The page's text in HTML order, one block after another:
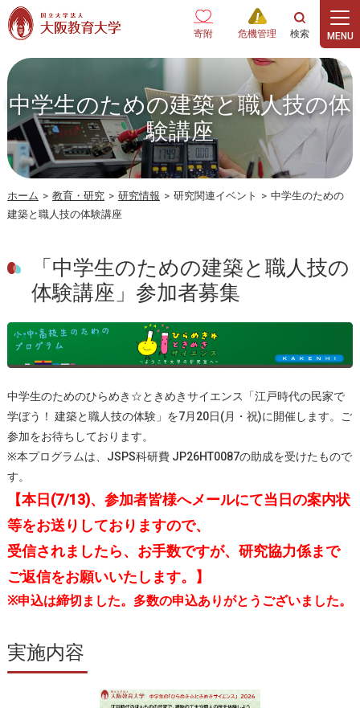
本文へ
寄附 危機管理
中学生のための建築と職人技の体
験講座
ホーム > 教育・研究 > 研究情報 > 研究関連イベント > 中学生のための
建築と職人技の体験講座
「中学生のための建築と職人技の
体験講座」参加者募集
中学生のためのひらめき☆ときめきサイエンス「江戸時代の民家で
学ぼう！ 建築と職人技の体験」を7月20日(月・祝)に開催します。ご
参加をお待ちしております。
※本プログラムは、JSPS科研費 JP26HT0087の助成を受けたもので
す。
【本日(7/13)、参加者皆様へメールにて当日の案内状
等をお送りしておりますので、
受信されましたら、お手数ですが、研究協力係まで
ご返信をお願いいたします。】
※申込は締切ました。多数の申込ありがとうございました。
実施内容